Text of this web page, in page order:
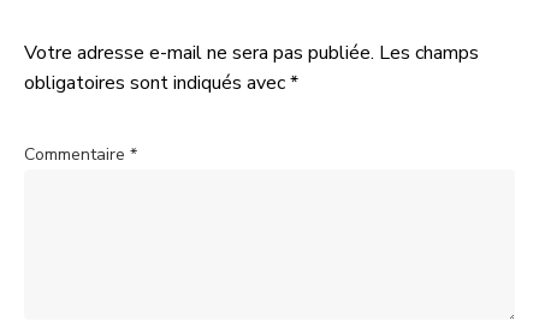
Votre adresse e-mail ne sera pas publiée. Les champs
obligatoires sont indiqués avec*
Commentaire *